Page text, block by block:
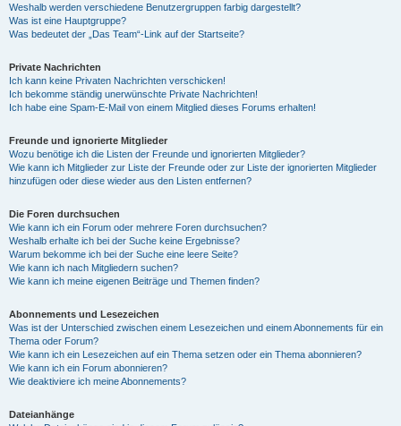
Weshalb werden verschiedene Benutzergruppen farbig dargestellt?
Was ist eine Hauptgruppe?
Was bedeutet der „Das Team“-Link auf der Startseite?
Private Nachrichten
Ich kann keine Privaten Nachrichten verschicken!
Ich bekomme ständig unerwünschte Private Nachrichten!
Ich habe eine Spam-E-Mail von einem Mitglied dieses Forums erhalten!
Freunde und ignorierte Mitglieder
Wozu benötige ich die Listen der Freunde und ignorierten Mitglieder?
Wie kann ich Mitglieder zur Liste der Freunde oder zur Liste der ignorierten Mitglieder
hinzufügen oder diese wieder aus den Listen entfernen?
Die Foren durchsuchen
Wie kann ich ein Forum oder mehrere Foren durchsuchen?
Weshalb erhalte ich bei der Suche keine Ergebnisse?
Warum bekomme ich bei der Suche eine leere Seite?
Wie kann ich nach Mitgliedern suchen?
Wie kann ich meine eigenen Beiträge und Themen finden?
Abonnements und Lesezeichen
Was ist der Unterschied zwischen einem Lesezeichen und einem Abonnements für ein
Thema oder Forum?
Wie kann ich ein Lesezeichen auf ein Thema setzen oder ein Thema abonnieren?
Wie kann ich ein Forum abonnieren?
Wie deaktiviere ich meine Abonnements?
Dateianhänge